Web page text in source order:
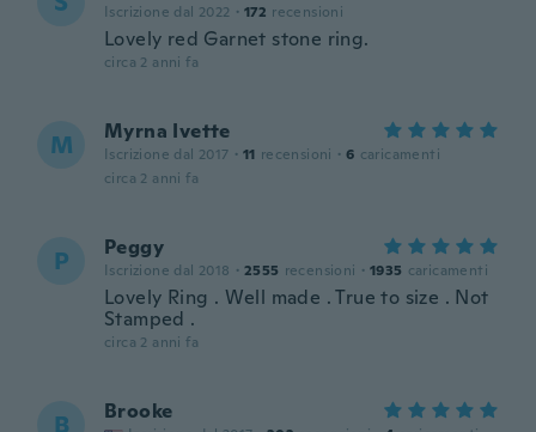
Iscrizione dal 2022 · 172 recensioni
Lovely red Garnet stone ring.
circa 2 anni fa
M Myrna Ivette
Iscrizione dal 2017 · 11 recensioni · 6 caricamenti
circa 2 anni fa
P Peggy
Iscrizione dal 2018 · 2555 recensioni · 1935 caricamenti
Lovely Ring . Well made . True to size . Not
Stamped .
circa 2 anni fa
B Brooke